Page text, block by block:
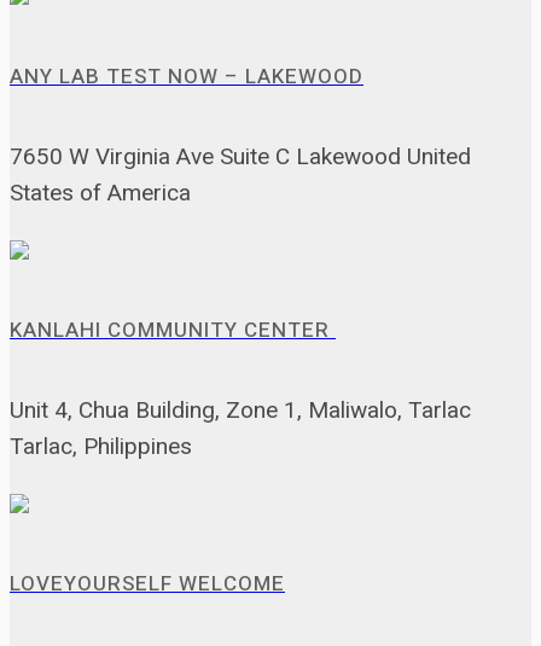
ANY LAB TEST NOW – LAKEWOOD
7650 W Virginia Ave Suite C Lakewood United
States of America
KANLAHI COMMUNITY CENTER
Unit 4, Chua Building, Zone 1, Maliwalo, Tarlac
Tarlac, Philippines
LOVEYOURSELF WELCOME